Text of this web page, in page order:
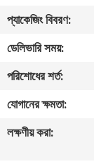
কারখানা
ভ্রমণ
নিয়ন্ত্রণ
প্যাকেজিং বিবরণ:
ডেলিভারি সময়:
পরিশোধের শর্ত:
যোগানের ক্ষমতা:
লক্ষণীয় করা: